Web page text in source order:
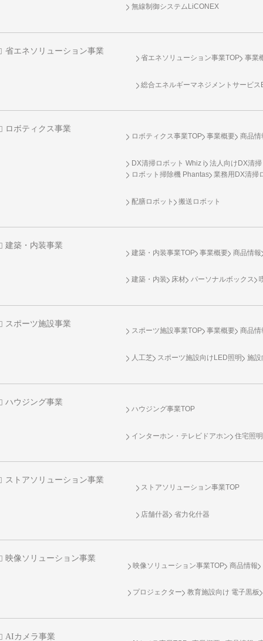
無線制御システム LiCONEX
省エネソリューション事業
省エネソリューション事業TOP 事業
総合エネルギーマネジメントサービ
ロボティクス事業
ロボティクス事業TOP 事業概要 商品情
DX清掃ロボット Whiz i
法人向けDX清
ロボット掃除機 Phantas
業務用DX清掃
配膳ロボット 搬送ロボット
建築・内装事業
建築・内装事業TOP 事業概要 商品情報
建築・内装 床材 パーソナルボックス
スポーツ施設事業
スポーツ施設事業TOP 事業概要 商品情
人工芝 スポーツ施設向け LED照明 施設
ハウジング事業
ハウジング事業TOP
インターホン・テレビドアホン 住宅照明
ストアソリューション事業
ストアソリューション事業TOP
店舗什器 省力化什器
映像ソリューション事業
映像ソリューション事業TOP 商品情報
プロジェクター 教育施設向け 電子黒板
AIカメラ事業